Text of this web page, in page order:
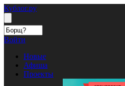
Кублог.ру
Войти
Новые
Афиша
Проекты